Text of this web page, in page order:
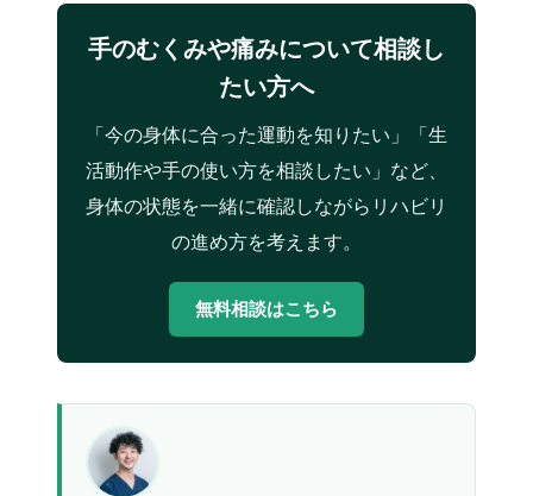
手のむくみや痛みについて相談し
たい方へ
「今の身体に合った運動を知りたい」「生
活動作や手の使い方を相談したい」など、
身体の状態を一緒に確認しながらリハビリ
の進め方を考えます。
無料相談はこちら